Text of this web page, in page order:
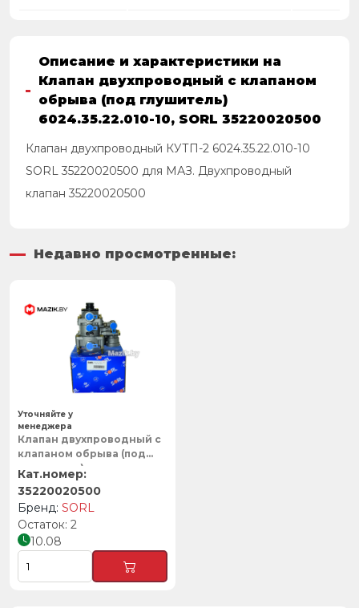
Описание и характеристики на
Клапан двухпроводный с клапаном
обрыва (под глушитель)
6024.35.22.010-10, SORL 35220020500
Клапан двухпроводный КУТП-2 6024.35.22.010-10
SORL 35220020500 для МАЗ. Двухпроводный
клапан 35220020500
Недавно просмотренные:
Клапан двухпроводный с
клапаном обрыва (под
глушитель)
6024.35.22.010-10, SORL
35220020500
SORL
2
10.08
Уточняйте у
менеджера